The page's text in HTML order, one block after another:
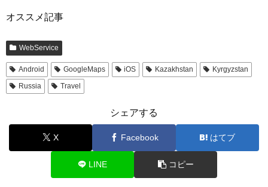
オススメ記事
WebService
Android GoogleMaps iOS Kazakhstan
Kyrgyzstan
Russia
Travel
シェアする
X Facebook はてブ
LINE コピー